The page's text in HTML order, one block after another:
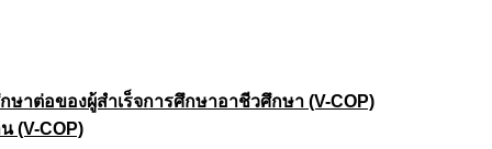
าต่อของผู้สำเร็จการศึกษาอาชีวศึกษา (V-COP)
(V-COP)